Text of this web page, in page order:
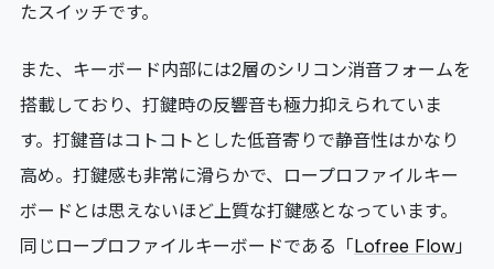
たスイッチです。
また、キーボード内部には2層のシリコン消音フォームを
搭載しており、打鍵時の反響音も極力抑えられていま
す。打鍵音はコトコトとした低音寄りで静音性はかなり
高め。打鍵感も非常に滑らかで、ロープロファイルキー
ボードとは思えないほど上質な打鍵感となっています。
同じロープロファイルキーボードである「Lofree Flow」